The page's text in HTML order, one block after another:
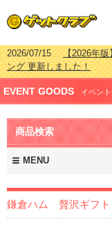
2026/07/15【2026年
ング 更新しました！
2026/04/03【2026年
2999円編］もらってうれ
2026/02/16【2026年
新しました！
2026/02/03
2999円編］もらってう
EVENT GOODS イベン
商品検索
MENU
鎌倉ハム 贅沢ギフト